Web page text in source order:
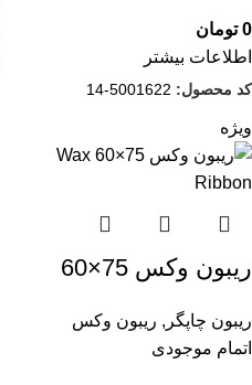
0 تومان
اطلاعات بیشتر
کد محصول: 5001622-14
ویژه
ریبون وکس 75×60
ریبون چاپگر , ریبون وکس
اتمام موجودی